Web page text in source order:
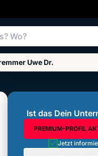
Wo?
Uwe Dr.
Ist das Dein
PREMIUM-PROFIL
Jetzt